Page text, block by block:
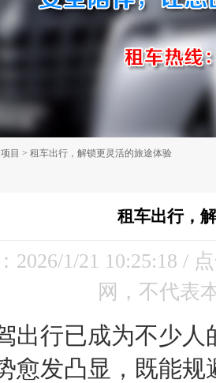
目 > 租车出行，解锁更灵活的旅途体验
租车出行，
2026/1/21 10:25:18 /
网，不代表
出行已成为不少
愈发凸显，既能